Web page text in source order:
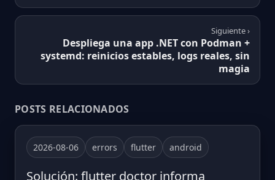
Siguiente ›
Despliega una app .NET con Podman +
systemd: reinicios estables, logs reales, sin
magia
POSTS RELACIONADOS
2026-08-06 errors flutter android
Solución: flutter doctor informa